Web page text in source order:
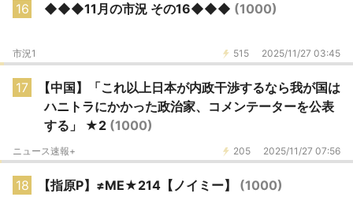
16 ◆◆◆11月の市況 その16◆◆◆ (1000)
515 2025/11/27 03:45
市況1
17
【中国】「これ以上日本が内政干渉するなら我が国は
ハニトラにかかった政治家、コメンテーターを公表
する」 ★2 (1000)
205 2025/11/27 07:56
ニュース速報+
18 【指原P】≠ME★214【ノイミー】 (1000)